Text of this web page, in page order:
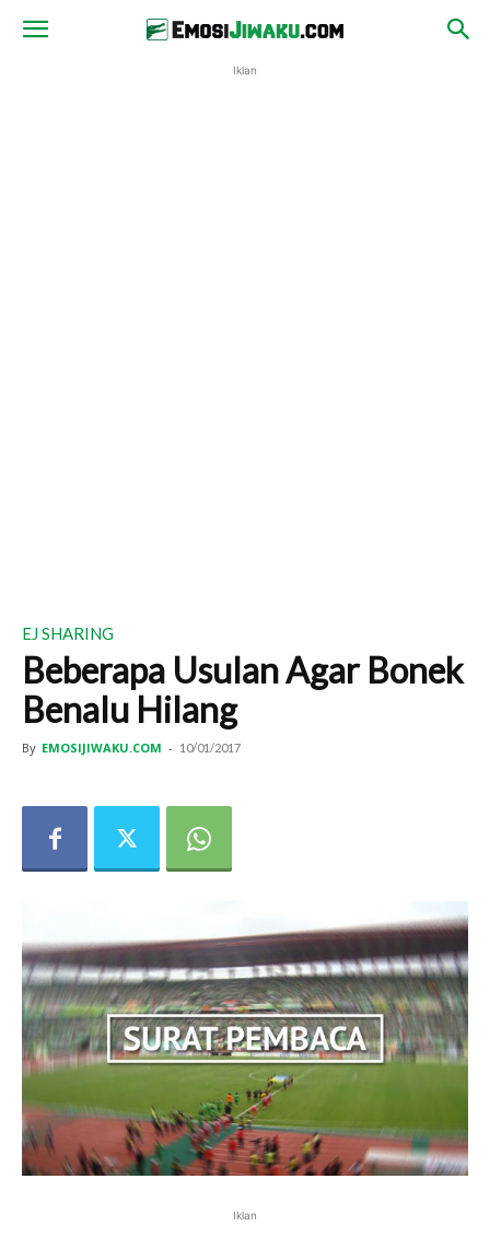
Iklan
EJ SHARING
Beberapa Usulan Agar Bonek
Benalu Hilang
By EMOSIJIWAKU.COM - 10/01/2017
Iklan